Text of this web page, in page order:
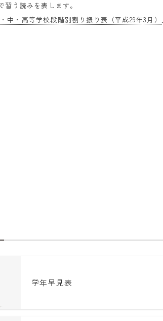
う読みを表します。
中・高等学校段階別割り振り表（平成29年3月）
学年早見表